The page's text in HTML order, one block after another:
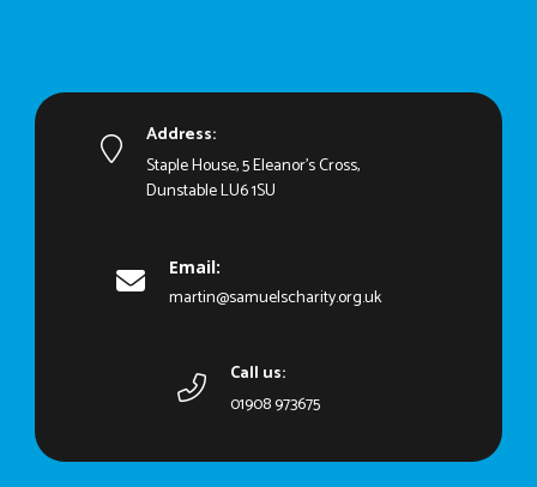
Address:
Staple House, 5 Eleanor's Cross,
Dunstable LU6 1SU
Email:
martin@samuelscharity.org.uk
Call us:
01908 973675